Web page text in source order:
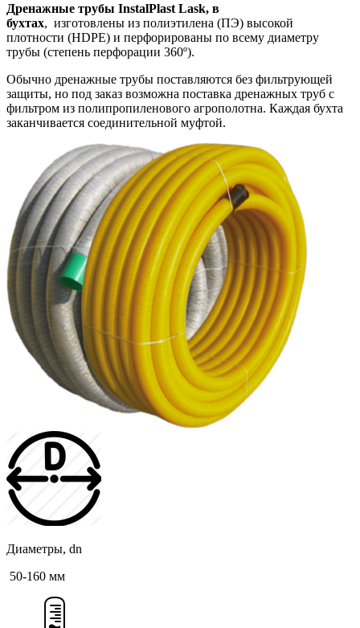
Дренажные трубы InstalPlast Lask, в
бухтах, изготовлены из полиэтилена (ПЭ) высокой
плотности (HDPE) и перфорированы по всему диаметру
трубы (степень перфорации 360º).
Обычно дренажные трубы поставляются без фильтрующей
защиты, но под заказ возможна поставка дренажных труб с
фильтром из полипропиленового агрополотна. Каждая бухта
заканчивается соединительной муфтой.
Диаметры, dn
50-160 мм